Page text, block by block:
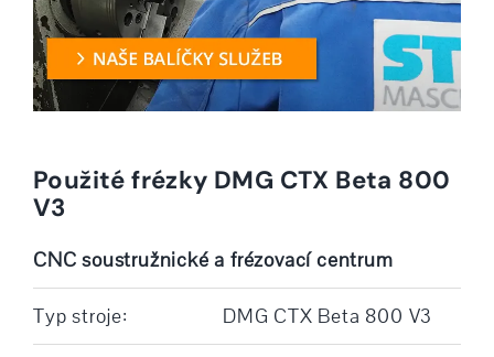
Použité frézky DMG CTX Beta 800
V3
CNC soustružnické a frézovací centrum
Typ stroje: DMG CTX Beta 800 V3